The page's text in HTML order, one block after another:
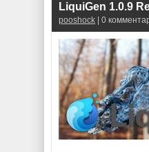
LiquiGen 1.0.9
pooshock | 0